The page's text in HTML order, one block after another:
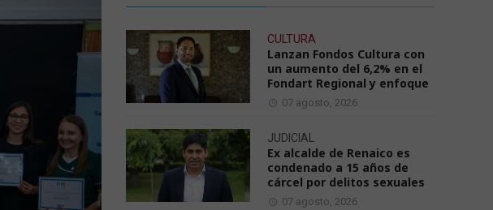
CULTURA
Lanzan Fondos Cultura con
un aumento del 6,2% en el
Fondart Regional y enfoque
07 agosto, 2026
JUDICIAL
Ex alcalde de Renaico es
condenado a 15 años de
cárcel por delitos sexuales
07 agosto, 2026